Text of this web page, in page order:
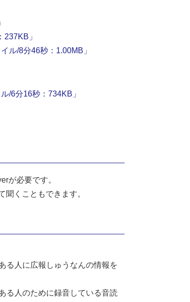
」
ル/8分46秒：1.00MB」
/6分16秒：734KB」
が必要です。
くこともできます。
る人に広報しゅうなんの情報を
る人のために録音している音読